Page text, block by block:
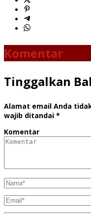
Komentar
Tinggalkan
Alamat email Anda
wajib ditandai *
Komentar